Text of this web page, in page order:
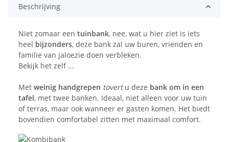
Beschrijving
Niet zomaar een tuinbank, nee, wat u hier ziet is iets
heel bijzonders, deze bank zal uw buren, vrienden en
familie van jaloezie doen verbleken.
Bekijk het zelf ...
Met weinig handgrepen tovertu deze bank om in een
tafel, met twee banken. Ideaal, niet alleen voor uw tuin
of terras, maar ook wanneer er gasten komen. Het biedt
bovendien comfortabel zitten met maximaal comfort.